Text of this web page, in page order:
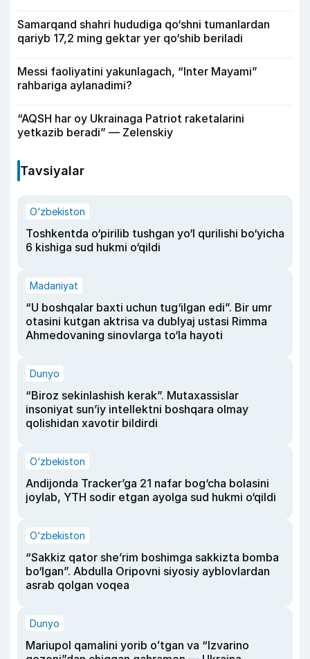
Samarqand shahri hududiga qo‘shni tumanlardan
qariyb 17,2 ming gektar yer qo‘shib beriladi
Messi faoliyatini yakunlagach, “Inter Mayami”
rahbariga aylanadimi?
“AQSH har oy Ukrainaga Patriot raketalarini
yetkazib beradi” — Zelenskiy
Tavsiyalar
O‘zbekiston
Toshkentda o‘pirilib tushgan yo‘l qurilishi bo‘yicha
6 kishiga sud hukmi o‘qildi
Madaniyat
“U boshqalar baxti uchun tug‘ilgan edi”. Bir umr
otasini kutgan aktrisa va dublyaj ustasi Rimma
Ahmedovaning sinovlarga to‘la hayoti
Dunyo
“Biroz sekinlashish kerak”. Mutaxassislar
insoniyat sun’iy intellektni boshqara olmay
qolishidan xavotir bildirdi
O‘zbekiston
Andijonda Tracker’ga 21 nafar bog‘cha bolasini
joylab, YTH sodir etgan ayolga sud hukmi o‘qildi
O‘zbekiston
“Sakkiz qator she’rim boshimga sakkizta bomba
bo‘lgan”. Abdulla Oripovni siyosiy ayblovlardan
asrab qolgan voqea
Dunyo
Mariupol qamalini yorib oʻtgan va “Izvarino